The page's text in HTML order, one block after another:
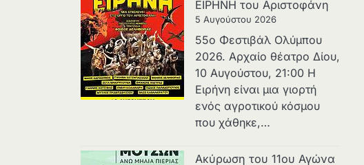
ΕΙΡΗΝΗ του Αριστοφάνη
5 Αυγούστου 2026
55ο Φεστιβάλ Ολύμπου
2026. Αρχαίο θέατρο Δίου,
10 Αυγούστου, 21:00 H
Ειρήνη είναι μια γιορτή
ενός αγροτικού κόσμου
που χάθηκε,…
Ακύρωση του 11ου Αγώνα